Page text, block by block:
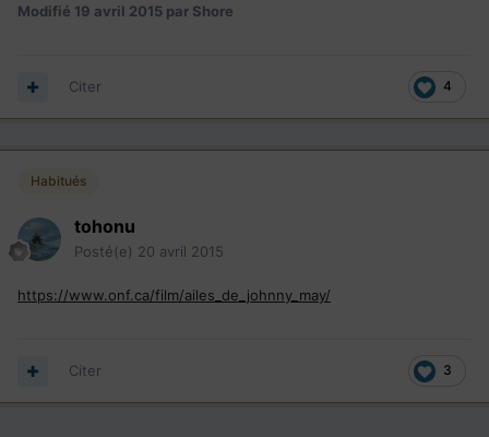
Modifié 19 avril 2015 par Shore
4
Citer
Habitués
tohonu
Posté(e) 20 avril 2015
https://www.onf.ca/film/ailes_de_johnny_may/
3
Citer